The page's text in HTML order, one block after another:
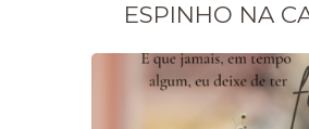
ESPINHO NA